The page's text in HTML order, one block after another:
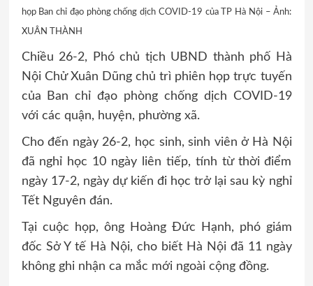
họp Ban chỉ đạo phòng chống dịch COVID-19 của TP Hà Nội – Ảnh:
XUÂN THÀNH
Chiều 26-2, Phó chủ tịch UBND thành phố Hà
Nội Chử Xuân Dũng chủ trì phiên họp trực tuyến
của Ban chỉ đạo phòng chống dịch COVID-19
với các quận, huyện, phường xã.
Cho đến ngày 26-2, học sinh, sinh viên ở Hà Nội
đã nghỉ học 10 ngày liên tiếp, tính từ thời điểm
ngày 17-2, ngày dự kiến đi học trở lại sau kỳ nghỉ
Tết Nguyên đán.
Tại cuộc họp, ông Hoàng Đức Hạnh, phó giám
đốc Sở Y tế Hà Nội, cho biết Hà Nội đã 11 ngày
không ghi nhận ca mắc mới ngoài cộng đồng.